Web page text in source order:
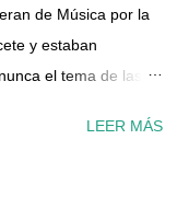
de Música por la
y estaban
el tema de las
tocado algo nunca...
LEER MÁS